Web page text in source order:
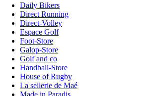
Daily Bikers
Direct Running
Direct-Volley
Espace Golf
Foot-Store
Galop-Store
Golf and co
Handball-Store
House of Rugby
La sellerie de Maé
Made in Paradis